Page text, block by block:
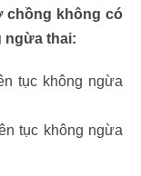
chồng không có
ngừa thai:
tục không ngừa
tục không ngừa